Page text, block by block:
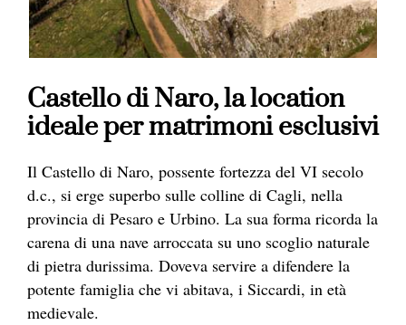
Castello di Naro, la location
ideale per matrimoni esclusivi
Il Castello di Naro, possente fortezza del VI secolo
d.c., si erge superbo sulle colline di Cagli, nella
provincia di Pesaro e Urbino. La sua forma ricorda la
carena di una nave arroccata su uno scoglio naturale
di pietra durissima. Doveva servire a difendere la
potente famiglia che vi abitava, i Siccardi, in età
medievale.